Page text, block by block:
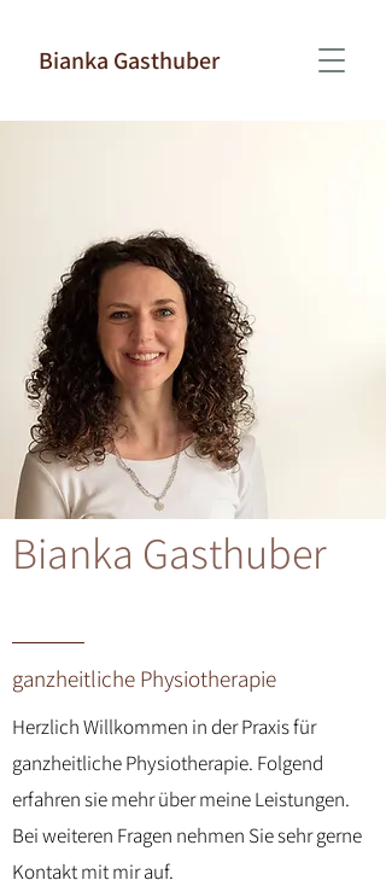
Bianka Gasthuber
Bianka Gasthuber
ganzheitliche Physiotherapie
Herzlich Willkommen in der Praxis für
ganzheitliche Physiotherapie. Folgend
erfahren sie mehr über meine Leistungen.
Bei weiteren Fragen nehmen Sie sehr gerne
Kontakt mit mir auf.